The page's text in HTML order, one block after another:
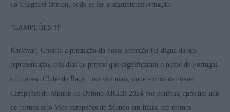
do Epagnuel Breton, pode-se ler a seguinte informação:
“CAMPEÕES!!!!
Karlovac, Croácia a prestação da nossa selecção foi digna da sua
representação, três dias de provas que dignificaram o nome de Portugal
e do nosso Clube de Raça, uma vez mais, onde somos os novos
Campeões do Mundo de Outono AICEB 2024 por equipas, após um ano
de termos sido Vice-campeões do Mundo em Itália, em termos